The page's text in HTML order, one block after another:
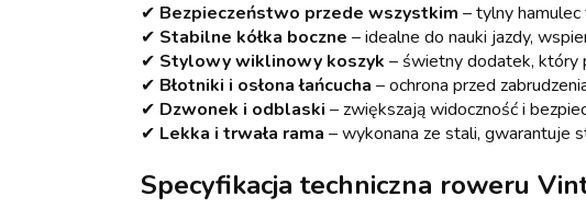
✔ Bezpieczeństwo przede wszystkim – tylny
✔ Stabilne kółka boczne – idealne do nauki jazdy,
✔ Stylowy wiklinowy koszyk – świetny dodatek, który
✔ Błotniki i osłona łańcucha – ochrona przed
✔ Dzwonek i odblaski – zwiększają widoczność i
✔ Lekka i trwała rama – wykonana ze stali, gwarantuje
Specyfikacja techniczna roweru